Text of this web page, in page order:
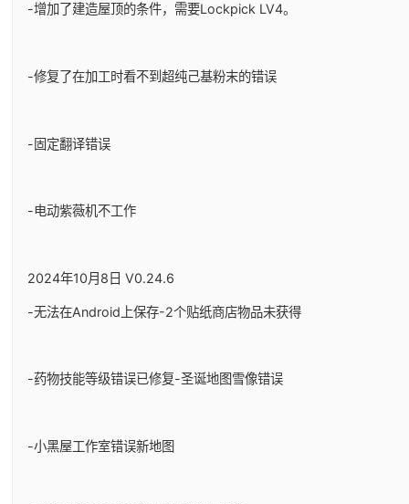
-增加了建造屋顶的条件，需要Lockpick LV4。
-修复了在加工时看不到超纯己基粉末的错误
-固定翻译错误
-电动紫薇机不工作
2024年10月8日 V0.24.6
-无法在Android上保存-2个贴纸商店物品未获得
-药物技能等级错误已修复-圣诞地图雪像错误
-小黑屋工作室错误新地图